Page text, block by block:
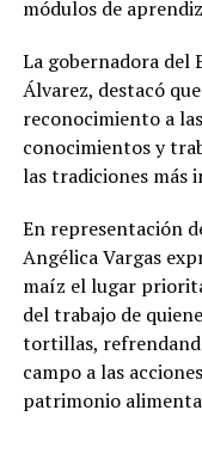
módulos de
La gobernadora del
Álvarez, destacó
reconocimiento a
conocimientos y
las tradiciones más
En representación
Angélica Vargas
maíz el lugar
del trabajo de
tortillas,
campo a las
patrimonio